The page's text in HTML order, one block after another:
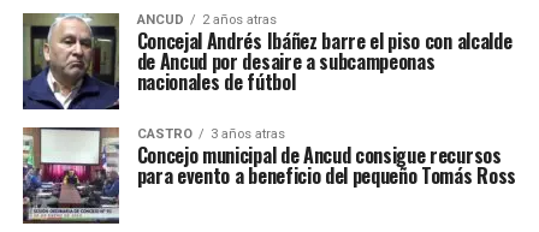
ANCUD 2 años atras
Concejal Andrés Ibáñez barre el piso con alcalde
de Ancud por desaire a subcampeonas
nacionales de fútbol
CASTRO 3 años atras
Concejo municipal de Ancud consigue recursos
para evento a beneficio del pequeño Tomás Ross